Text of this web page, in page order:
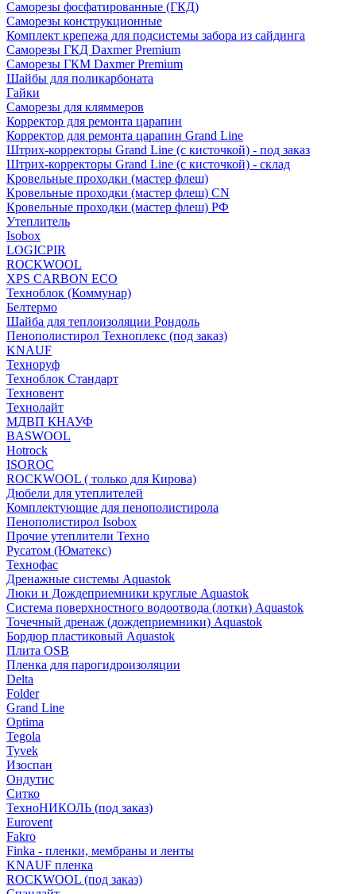
Саморeзы фосфатированные (ГКД)
Саморезы конструкционные
Комплект крепежа для подсистемы забора из сайдинга
Саморезы ГКД Daxmer Premium
Саморезы ГКМ Daxmer Premium
Шайбы для поликарбоната
Гайки
Саморезы для кляммеров
Корректор для ремонта царапин
Корректор для ремонта царапин Grand Line
Штрих-корректоры Grand Line (с кисточкой) - под заказ
Штрих-корректоры Grand Line (с кисточкой) - склад
Кровельные проходки (мастер флеш)
Кровельные проходки (мастер флеш) CN
Кровельные проходки (мастер флеш) РФ
Утеплитель
Isobox
LOGICPIR
ROCKWOOL
XPS CARBON ECO
Техноблок (Коммунар)
Белтермо
Шайба для теплоизоляции Рондоль
Пенополистирол Техноплекс (под заказ)
KNАUF
Технoруф
Техноблок Стандарт
Техновент
Технолайт
МДВП КНАУФ
BASWOOL
Hotrock
ISOROC
ROCKWOOL ( только для Кирова)
Дюбели для утеплителей
Комплектующие для пенополистирола
Пенополистирол Isobox
Прочие утеплители Техно
Русатом (Юматекс)
Технофас
Дренажные системы Aquastok
Люки и Дождеприемники круглые Aquastok
Система поверхностного водоотвода (лотки) Aquastok
Точечный дренаж (дождеприемники) Aquastok
Бордюр пластиковый Aquastok
Плита OSB
Пленка для парогидроизоляции
Delta
Folder
Grand Line
Optima
Tegola
Tyvek
Изоспан
Ондутис
Ситко
ТехноНИКОЛЬ (под заказ)
Eurovent
Fakro
Finka - пленки, мембраны и ленты
KNAUF пленка
ROCKWOOL (под заказ)